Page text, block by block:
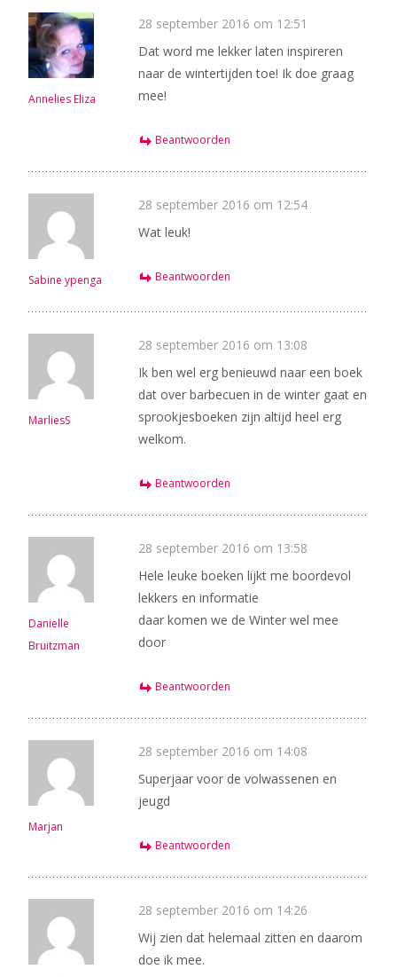
Annelies Eliza
28 september 2016 om 12:51
Dat word me lekker laten inspireren
naar de wintertijden toe! Ik doe graag
mee!
Beantwoorden
Sabine ypenga
28 september 2016 om 12:54
Wat leuk!
Beantwoorden
MarliesS
28 september 2016 om 13:08
Ik ben wel erg benieuwd naar een boek
dat over barbecuen in de winter gaat en
sprookjesboeken zijn altijd heel erg
welkom.
Beantwoorden
Danielle
Bruitzman
28 september 2016 om 13:58
Hele leuke boeken lijkt me boordevol
lekkers en informatie
daar komen we de Winter wel mee
door
Beantwoorden
Marjan
28 september 2016 om 14:08
Superjaar voor de volwassenen en
jeugd
Beantwoorden
28 september 2016 om 14:26
Wij zien dat helemaal zitten en daarom
doe ik mee.